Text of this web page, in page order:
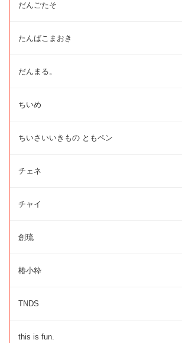
だんごたそ
たんばこまおき
だんまる。
ちいめ
ちいさいいきもの ともペン
チェネ
チャイ
創琉
椿小粋
TNDS
this is fun.